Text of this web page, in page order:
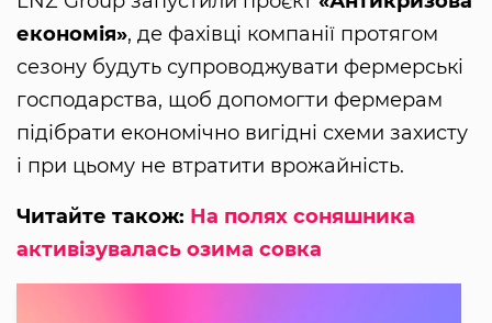
економія», де фахівці компанії протягом
сезону будуть супроводжувати фермерські
господарства, щоб допомогти фермерам
підібрати економічно вигідні схеми захисту
і при цьому не втратити врожайність.
Читайте також: На полях соняшника
активізувалась озима совка